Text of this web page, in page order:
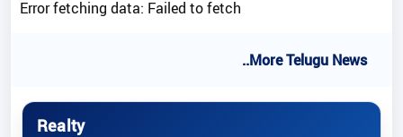
Error fetching data: Failed to fetch
..More Telugu News
Realty